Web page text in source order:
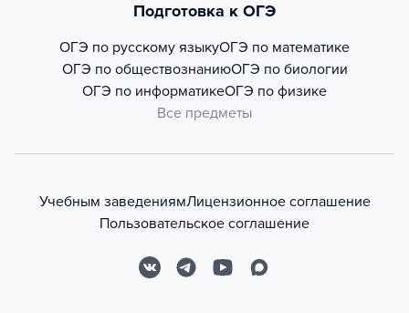
Подготовка к ОГЭ
ОГЭ по русскому языкуОГЭ по математике
ОГЭ по обществознаниюОГЭ по биологии
ОГЭ по информатикеОГЭ по физике
Все предметы
Учебным заведениямЛицензионное соглашение
Пользовательское соглашение